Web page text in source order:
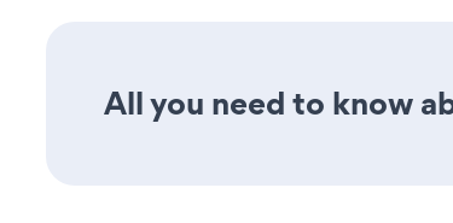
All you need to know